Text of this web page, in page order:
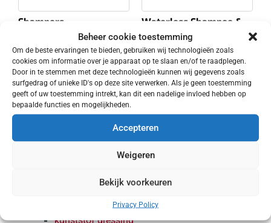
Beheer cookie toestemming
Om de beste ervaringen te bieden, gebruiken wij technologieën zoals
cookies om informatie over je apparaat op te slaan en/of te raadplegen.
Door in te stemmen met deze technologieën kunnen wij gegevens zoals
surfgedrag of unieke ID's op deze site verwerken. Als je geen toestemming
geeft of uw toestemming intrekt, kan dit een nadelige invloed hebben op
bepaalde functies en mogelijkheden.
Accepteren
Weigeren
Bekijk voorkeuren
Privacy Policy
Aluminium cleaner
kunststof dressing
Shampers
36.50 €57.10
EXCL. BTW
Opties selecteren
Waterless Shampoo &
Shine
€26.15 EXCL. BTW
Toevoegen aan
winkelwagen